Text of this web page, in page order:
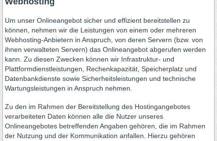
Um unser Onlineangebot sicher und effizient bereitstellen zu
können, nehmen wir die Leistungen von einem oder mehreren
Webhosting-Anbietern in Anspruch, von deren Servern (bzw. von
ihnen verwalteten Servern) das Onlineangebot abgerufen werden
kann. Zu diesen Zwecken können wir Infrastruktur- und
Plattformdienstleistungen, Rechenkapazität, Speicherplatz und
Datenbankdienste sowie Sicherheitsleistungen und technische
Wartungsleistungen in Anspruch nehmen.
Zu den im Rahmen der Bereitstellung des Hostingangebotes
verarbeiteten Daten können alle die Nutzer unseres
Onlineangebotes betreffenden Angaben gehören, die im Rahmen
der Nutzung und der Kommunikation anfallen. Hierzu gehören